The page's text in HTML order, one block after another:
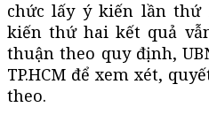
chức lấy ý kiến lần thứ
kiến thứ hai kết quả
thuận theo quy định,
TP.HCM để xem xét,
theo.